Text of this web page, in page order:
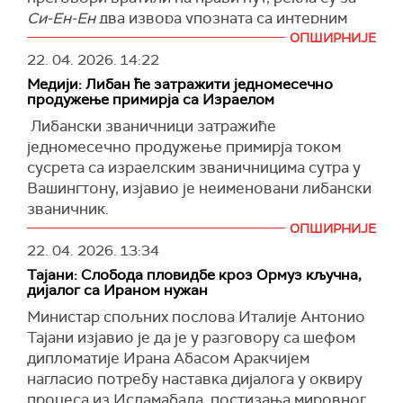
Француски војници су погинули када је
патрола нападнута од стране "недржавних
Либану (Унифил).
(Guardian, X )
Си-Ен-Ендва извора упозната са интерним
дискусијама.
Америчка администрација не жели да продужи
примирје на неодређено време, рекли су
извори, додавши да не желе да дају Ирану
времена да даље одуговлачи разговоре.
Председник је био опрезан у погледу
продужења почетног примирја након рока
истека у среду, рекли су извори. Он жели да се
споразум финализује што је пре могуће и
надао се да ће притисак рока приморати
примирја.
Међутим, Трампови главни помоћници верују
да постоје пукотине унутар иранског
руководства и да Иранци немају консензус о
свом ставу да оснаже преговараче да
финализују споразум, раније је известиоСи-
ОПШИРНИЈЕ
22. 04. 2026. 14:22
Медији: Либан ће затражити једномесечно
продужење примирја са Израелом
Либански званичници затражиће
једномесечно продужење примирја током
сусрета са израелским званичницима сутра у
Вашингтону, изјавио је неименовани либански
званичник.
Званичник је рекао да ће Либан затражити
продужење примирја за месец дана, прекид
израелског бомбардовања и посвећеност
примирју.
Либански председник Жозеф Аун рекао је да
су "у току контакти ради продужења периода
примирја" између Либана и Израела које је
почело прошле седмице и истиче у недељу.
ОПШИРНИЈЕ
22. 04. 2026. 13:34
Тајани: Слобода пловидбе кроз Ормуз кључна,
дијалог са Ираном нужан
Министар спољних послова Италије Антонио
Тајани изјавио је да је у разговору са шефом
дипломатије Ирана Абасом Аракчијем
нагласио потребу наставка дијалога у оквиру